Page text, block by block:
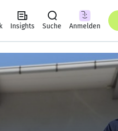
Insights Suche Anmelden